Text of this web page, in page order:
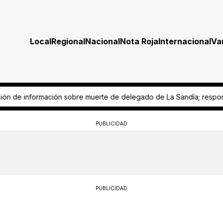
LocalRegionalNacionalNota RojaInternacional
La Sandía; responsabilizan a FiscalíaDerechohabiente del
PUBLICIDAD
PUBLICIDAD